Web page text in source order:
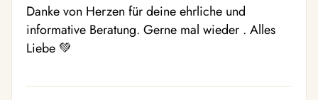
Danke von Herzen für deine ehrliche und
informative Beratung. Gerne mal wieder . Alles
Liebe 💚